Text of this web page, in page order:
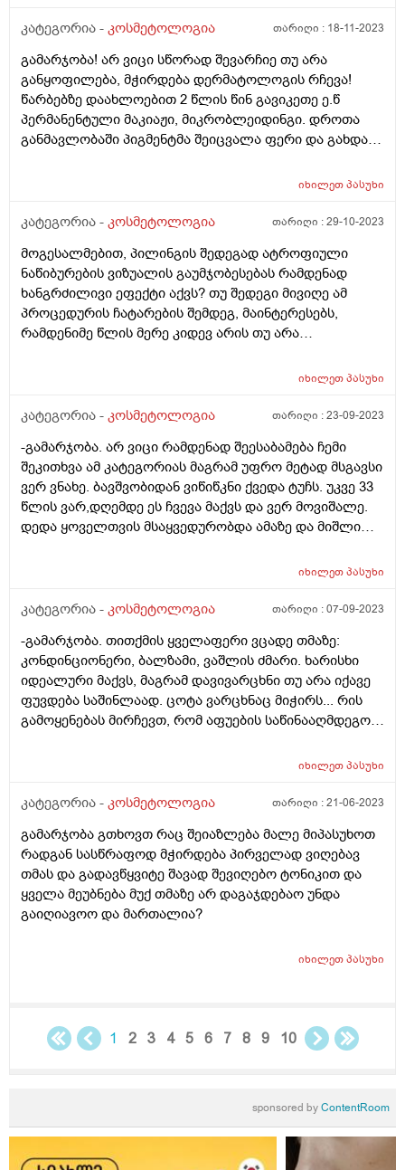
ნამდვილად? ტყუილი დროის კარგვა ხომ არ იქნება ან
თმა?
კატეგორია - კოსმეტოლოგია თარიღი : 18-11-2023
გამარჯობა! არ ვიცი სწორად შევარჩიე თუ არა
განყოფილება, მჭირდება დერმატოლოგის რჩევა!
წარბებზე დაახლოებით 2 წლის წინ გავიკეთე ე.წ
პერმანენტული მაკიაჟი, მიკრობლეიდინგი. დროთა
განმავლობაში პიგმენტმა შეიცვალა ფერი და გახდა
მოშორება. პირველი პროცედურის მერე უკვე მაქვს
გაქრა მაგრამ პრობლემა ისაა რომ ამის ადგილზე
გამირკვევია ნაწიბურებია თუ პიგმენტს აქვს ფერი
შეცვლილი. ინტერნეტში ვცადე ინფორმაციის მოძიება
და როგორც გავიგე ამას შეიძლება ერქვას ე.წ “PIH“
რაც ქართულად არ ვიცი როგორ ითარგმნება თუმცა
არის ლაქის სახეობა რომელიც ჩნდება კაპილარების
დაზიანდა კაპილარები, ამის გამო თუ მაქვს ეს
დერმატოლოგიურად რამდენად შესაძლებელია მისი
მკურნალობა და მოშორება? არსებობს შანსი იმის,
რომ ამგვარი ლაქა/შრამი/ნაწიბურები გაქრეს და კანმა
ბუნებრივი იერი დაიბრუნოს?
იხილეთპასუხი
კატეგორია - კოსმეტოლოგია თარიღი :29-10-2023
მოგესალმებით, პილინგის შედეგად ატროფიული
ნაწიბურების ვიზუალის გაუმჯობესებას რამდენად
ხანგრძილივი ეფექტი აქვს? თუ შედეგი მივიღე ამ
პროცედურის ჩატარების შემდეგ, მაინტერესებს,
რამდენიმე წლის მერე კიდევ არის თუ არა
შენარჩუნდება და ნაწიბურების ვიზუალი გარკვეული
იხილეთპასუხი
კატეგორია - კოსმეტოლოგია თარიღი :23-09-2023
-გამარჯობა. არ ვიცი რამდენად შეესაბამება ჩემი
შეკითხვა ამ კატეგორიას მაგრამ უფრო მეტად მსგავსი
ვერ ვნახე. ბავშვობიდან ვიწიწკნი ქვედა ტუჩს. უკვე 33
წლის ვარ,დღემდე ეს ჩვევა მაქვს და ვერ მოვიშალე.
დედა ყოველთვის მსაყვედურობდა ამაზე და მიშლიდა
მიშლის მაგრამ მაინც ვერ ვეშვები. სისტემატიურად
ხანს მაინც არ წავიღო ხელი ტუჩისკენ მაგრამ ბოლოს
მოვუხერხო? როგორ მოვიცილო ის სქელი,უხეში კანი
ტუჩიდან ისე რომ მეორედ აღარ მქონდეს
მოსაცილებელი. ვისაც შევხედავ ყველას ისეთი ტუჩები
აქვთ ზუსტად ვიცი რომ არ იწიწკნიან. მე კიდევ
დამსკდარი,ზოგჯერ სისხლიანიც,ეშხში რომ შევალ
პრობლემას? გთხოვთ დამაკვალიანოთ რა გავაკეთო.
დიდი მადლობა
იხილეთპასუხი
კატეგორია - კოსმეტოლოგია თარიღი :07-09-2023
-გამარჯობა. თითქმის ყველაფერი ვცადე თმაზე:
კონდინციონერი, ბალზამი, ვაშლის ძმარი. ხარისხი
იდეალური მაქვს, მაგრამ დავივარცხნი თუ არა იქავე
ფუვდება საშინლაად. ცოტა ვარცხნაც მიჭირს... რის
გამოყენებას მირჩევთ, რომ აფუების საწინააღმდეგოდ
იხილეთპასუხი
კატეგორია - კოსმეტოლოგია თარიღი :21-06-2023
გამარჯობა გთხოვთ რაც შეიაზლება მალე მიპასუხოთ
რადგან სასწრაფოდ მჭირდება პირველად ვიღებავ
თმას და გადავწყვიტე შავად შევიღებო ტონიკით და
ყველა მეუბნება მუქ თმაზე არ დაგაჯდებაო უნდა
გაიღიავოო და მართალია?
იხილეთპასუხი
1 2 3 4 5 6 7 8 9 10
sponsored byContentRoom